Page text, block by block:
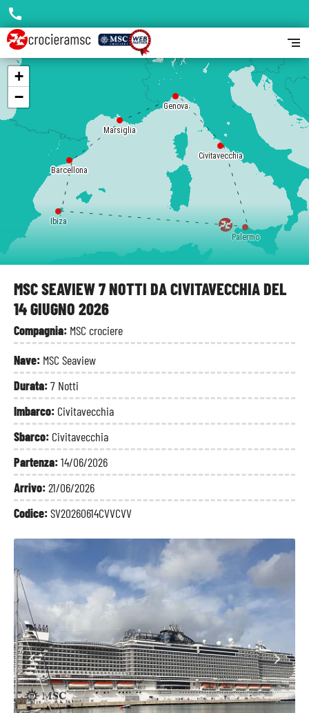
MSC SEAVIEW 7 NOTTI DA CIVITAVECCHIA DEL
14 GIUGNO 2026
Compagnia: MSC crociere
Nave: MSC Seaview
Durata:7 Notti
Imbarco: Civitavecchia
Sbarco: Civitavecchia
Partenza:14/06/2026
Arrivo:21/06/2026
Codice:SV20260614CVVCVV
Civitavecchia
Palermo
Ibiza
Barcellona
Marsiglia
Genova
+
−
call
segment